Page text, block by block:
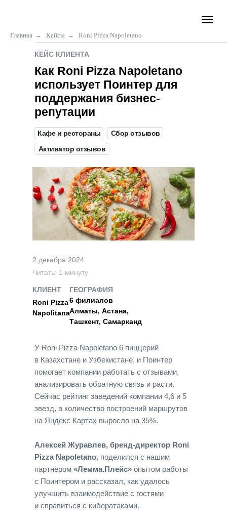
Главная → Кейсы → Roni Pizza Napoletano
Активатор отзывов
Как Roni Pizza Napoletano
использует Поинтер для
поддержания бизнес-
репутации
КЕЙС КЛИЕНТА
2 декабря 2024
Читать: 1 минуту
КЛИЕНТ
ГЕОГРАФИЯ
6 филиалов
Алматы, Астана,
Ташкент, Самарканд
Roni Pizza
Napolitana
Кафе и рестораны Сбор отзывов
У Roni Pizza Napoletano 6 пиццерий
в Казахстане и Узбекистане, и Поинтер
помогает компании работать с отзывами,
анализировать обратную связь и расти.
Сейчас рейтинг заведений компании 4,6 и 5
звезд, а количество построений маршрутов
на Яндекс Картах выросло на 35%.
Алексей Журавлев, бренд-директор Roni
Pizza Napoletano, поделился с нашим
партнером «Лемма.Плейс» опытом работы
с Поинтером и рассказал, как удалось
улучшить взаимодействие с гостями
и справиться с кибератаками.